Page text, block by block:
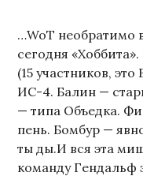
…WoT необратимо
сегодня
(15 участников,
ИС-4. Балин —
— типа Объедка.
пень. Бомбур —
ты ды.И вся эта
команду Гендальф